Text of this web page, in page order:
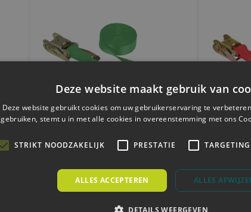
haken | 50mm | 18mtr | 4T
|groen
haken |
rood
Deze website maakt gebruik van
Deze website gebruikt cookies om uw gebruikerservaring te
gebruiken, stemt u in met alle cookies in overeenstemming met ons
STRIKT NOODZAKELIJK PRESTATIE TARGETING
ALLES ACCEPTEREN ALLES
DETAILS WEERGEVEN